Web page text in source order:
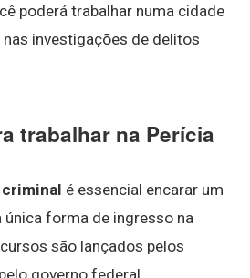
poderá trabalhar numa cidade
investigações de delitos
trabalhar na Perícia
criminal é essencial encarar um
única forma de ingresso na
são lançados pelos
governo federal.